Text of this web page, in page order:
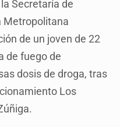
Secretaría de
Metropolitana
de un joven de 22
de fuego de
dosis de droga, tras
Los